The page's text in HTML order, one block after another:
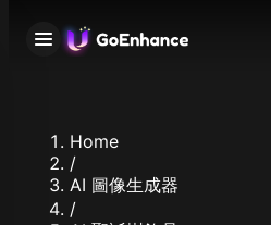
Home
/
AI 圖像生成器
/